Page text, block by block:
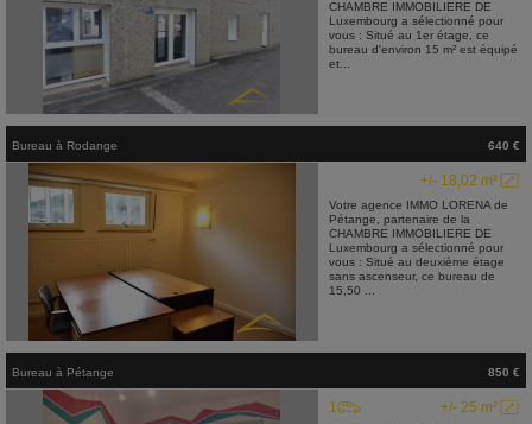
CHAMBRE IMMOBILIERE DE
Luxembourg a sélectionné pour
vous : Situé au 1er étage, ce
bureau d'environ 15 m² est équipé
et...
Bureau à Rodange 640 €
+/- 18,02 m²
Votre agence IMMO LORENA de
Pétange, partenaire de la
CHAMBRE IMMOBILIERE DE
Luxembourg a sélectionné pour
vous : Situé au deuxième étage
sans ascenseur, ce bureau de
15,50 ...
Bureau à Pétange 850 €
+/- 25 m²
1